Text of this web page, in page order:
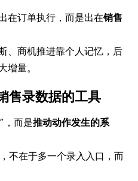
在订单执行，而是出在销售
、商机推进靠个人记忆，后
增量。
售录数据的工具
，而是推动动作发生的系
不在于多一个录入入口，而